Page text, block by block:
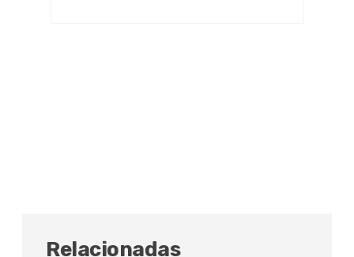
Relacionadas